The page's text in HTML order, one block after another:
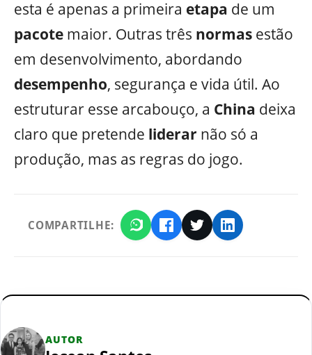
esta é apenas a primeira etapa de um
pacote maior. Outras três normas estão
em desenvolvimento, abordando
desempenho, segurança e vida útil. Ao
estruturar esse arcabouço, a China deixa
claro que pretende liderar não só a
produção, mas as regras do jogo.
COMPARTILHE:
AUTOR